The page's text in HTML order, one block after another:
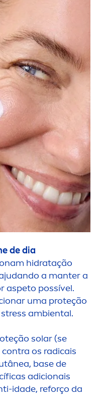
de dia
hidratação
a manter a
aspeto possível.
uma proteção
stress ambiental.
solar (se
os radicais
base de
adicionais
idade, reforço da